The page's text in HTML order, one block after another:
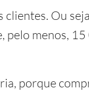
Ou
pelo menos,
porque